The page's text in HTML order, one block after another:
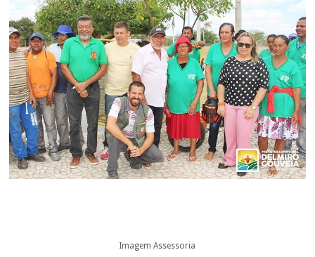
Imagem Assessoria